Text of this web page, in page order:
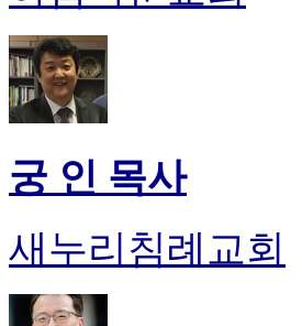
궁 인 목사
새누리침례교회